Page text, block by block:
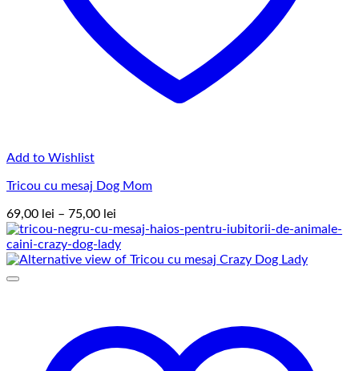
Add to Wishlist
Tricou cu mesaj Dog Mom
69,00 lei – 75,00 lei
de
prețuri:
69,00 lei